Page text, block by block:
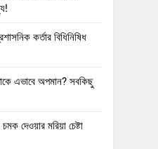
কর্তার বিধিনিষিধ
এভাবে অপমান? সবকিছু
দেওয়ার মরিয়া চেষ্টা